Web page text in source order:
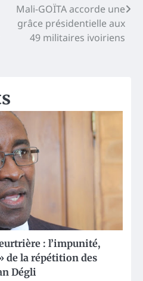
Mali-GOÏTA accorde une
grâce présidentielle aux
49 militaires ivoiriens
: l’impunité,
de la répétition des
Dégli